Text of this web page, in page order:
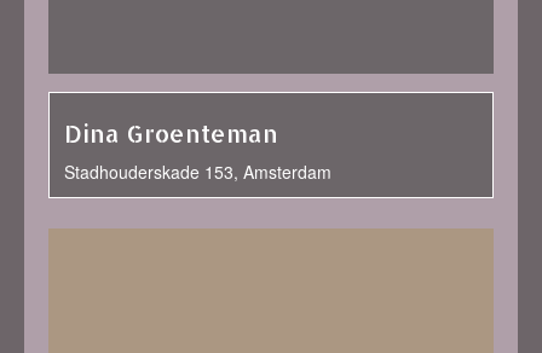
Dina Groenteman
Stadhouderskade 153, Amsterdam